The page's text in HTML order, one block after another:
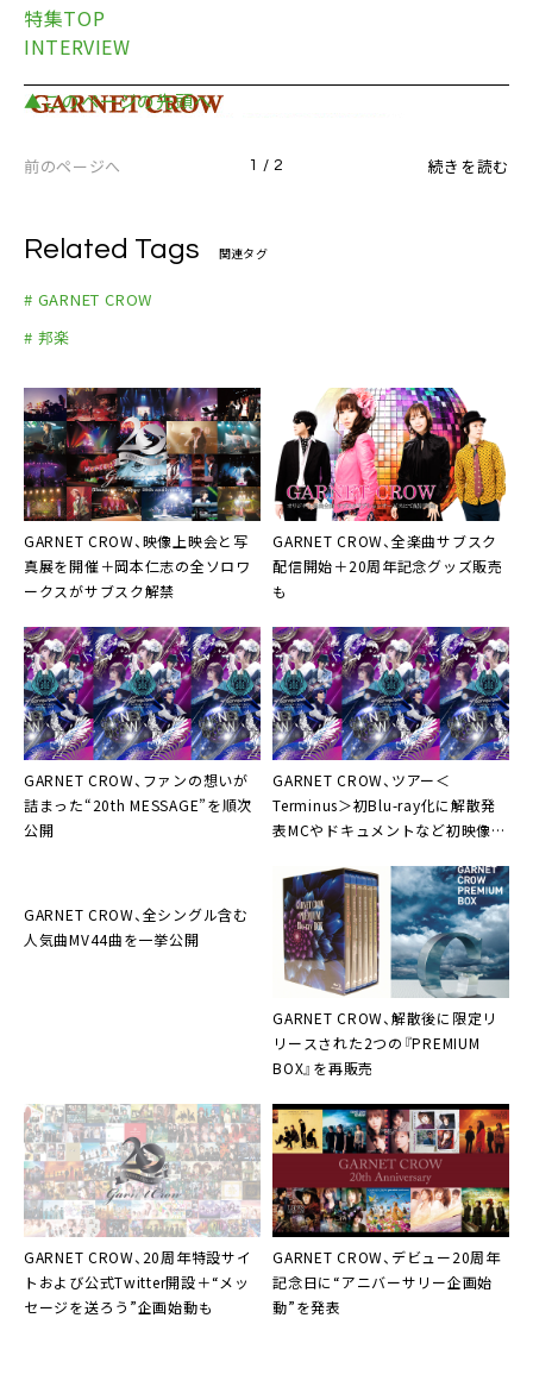
特集TOP
INTERVIEW
▲このページの先頭へ
前のページへ 1 / 2 続きを読む
Related Tags 関連タグ
# GARNET CROW
# 邦楽
GARNET CROW、映像上映会と写
真展を開催＋岡本仁志の全ソロワ
ークスがサブスク解禁
GARNET CROW、全楽曲サブスク
配信開始＋20周年記念グッズ販売
も
GARNET CROW、ファンの想いが
詰まった“20th MESSAGE”を順次
公開
GARNET CROW、ツアー＜
Terminus＞初Blu-ray化に解散発
表MCやドキュメントなど初映像収
GARNET CROW、全シングル含む
人気曲MV44曲を一挙公開
GARNET CROW、解散後に限定リ
リースされた2つの『PREMIUM
BOX』を再販売
GARNET CROW、20周年特設サイ
トおよび公式Twitter開設＋“メッ
セージを送ろう”企画始動も
GARNET CROW、デビュー20周年
記念日に“アニバーサリー企画始
動”を発表